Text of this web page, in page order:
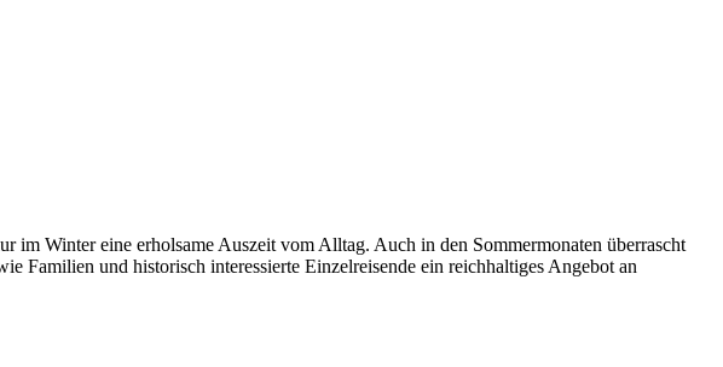
Winter eine erholsame Auszeit vom Alltag. Auch in den Sommermonaten überrascht
Familien und historisch interessierte Einzelreisende ein reichhaltiges Angebot an